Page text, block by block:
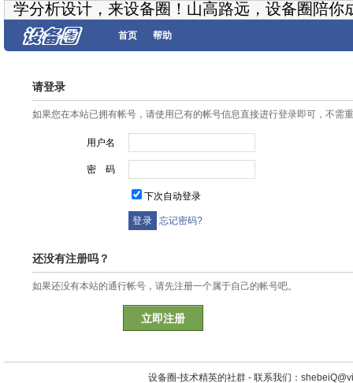
学分析设计，来设备圈！山高路远，设备圈陪你
首页 帮助
请登录
如果您在本站已拥有帐号，请使用已有的帐号信息直接进行登录即可，不需
用户名
密 码
下次自动登录
忘记密码?
还没有注册吗？
如果还没有本站的通行帐号，请先注册一个属于自己的帐号吧。
立即注册
设备圈-技术精英的社群 - 联系我们：